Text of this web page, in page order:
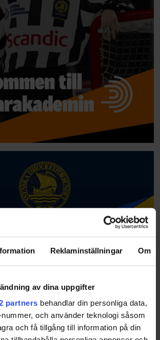
Reklaminställningar Om
av dina uppgifter
partners behandlar din personliga data,
och använder teknologi såsom
och få tillgång till information på din